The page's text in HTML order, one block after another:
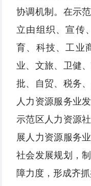
协调机制。在示
立由组织、宣传
育、科技、工业
业、文旅、卫健
批、自贸、税务
人力资源服务业
示范区人力资源
展人力资源服务
社会发展规划，
障力度，形成齐